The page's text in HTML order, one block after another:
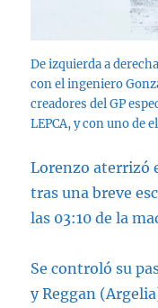
De izquierda a
con el ingeniero
creadores del GP
LEPCA, y con uno de
Lorenzo aterrizó
tras una breve
las 03:10 de la
Se controló su
y Reggan